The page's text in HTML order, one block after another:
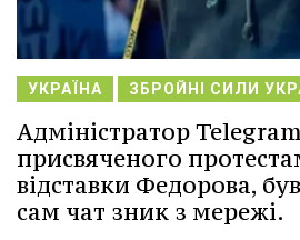
УКРАЇНА ЗБРОЙНІ СИЛИ
Адміністратор
присвяченого
відставки Федорова,
сам чат зник з мережі.